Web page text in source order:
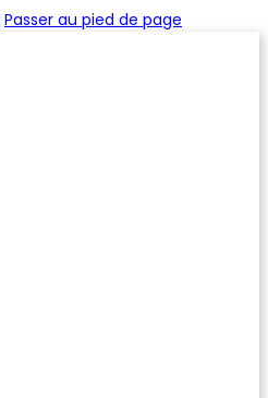
Passer au pied de page